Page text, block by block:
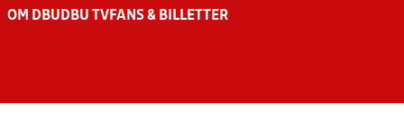
OM DBU DBU TV FANS & BILLETTER